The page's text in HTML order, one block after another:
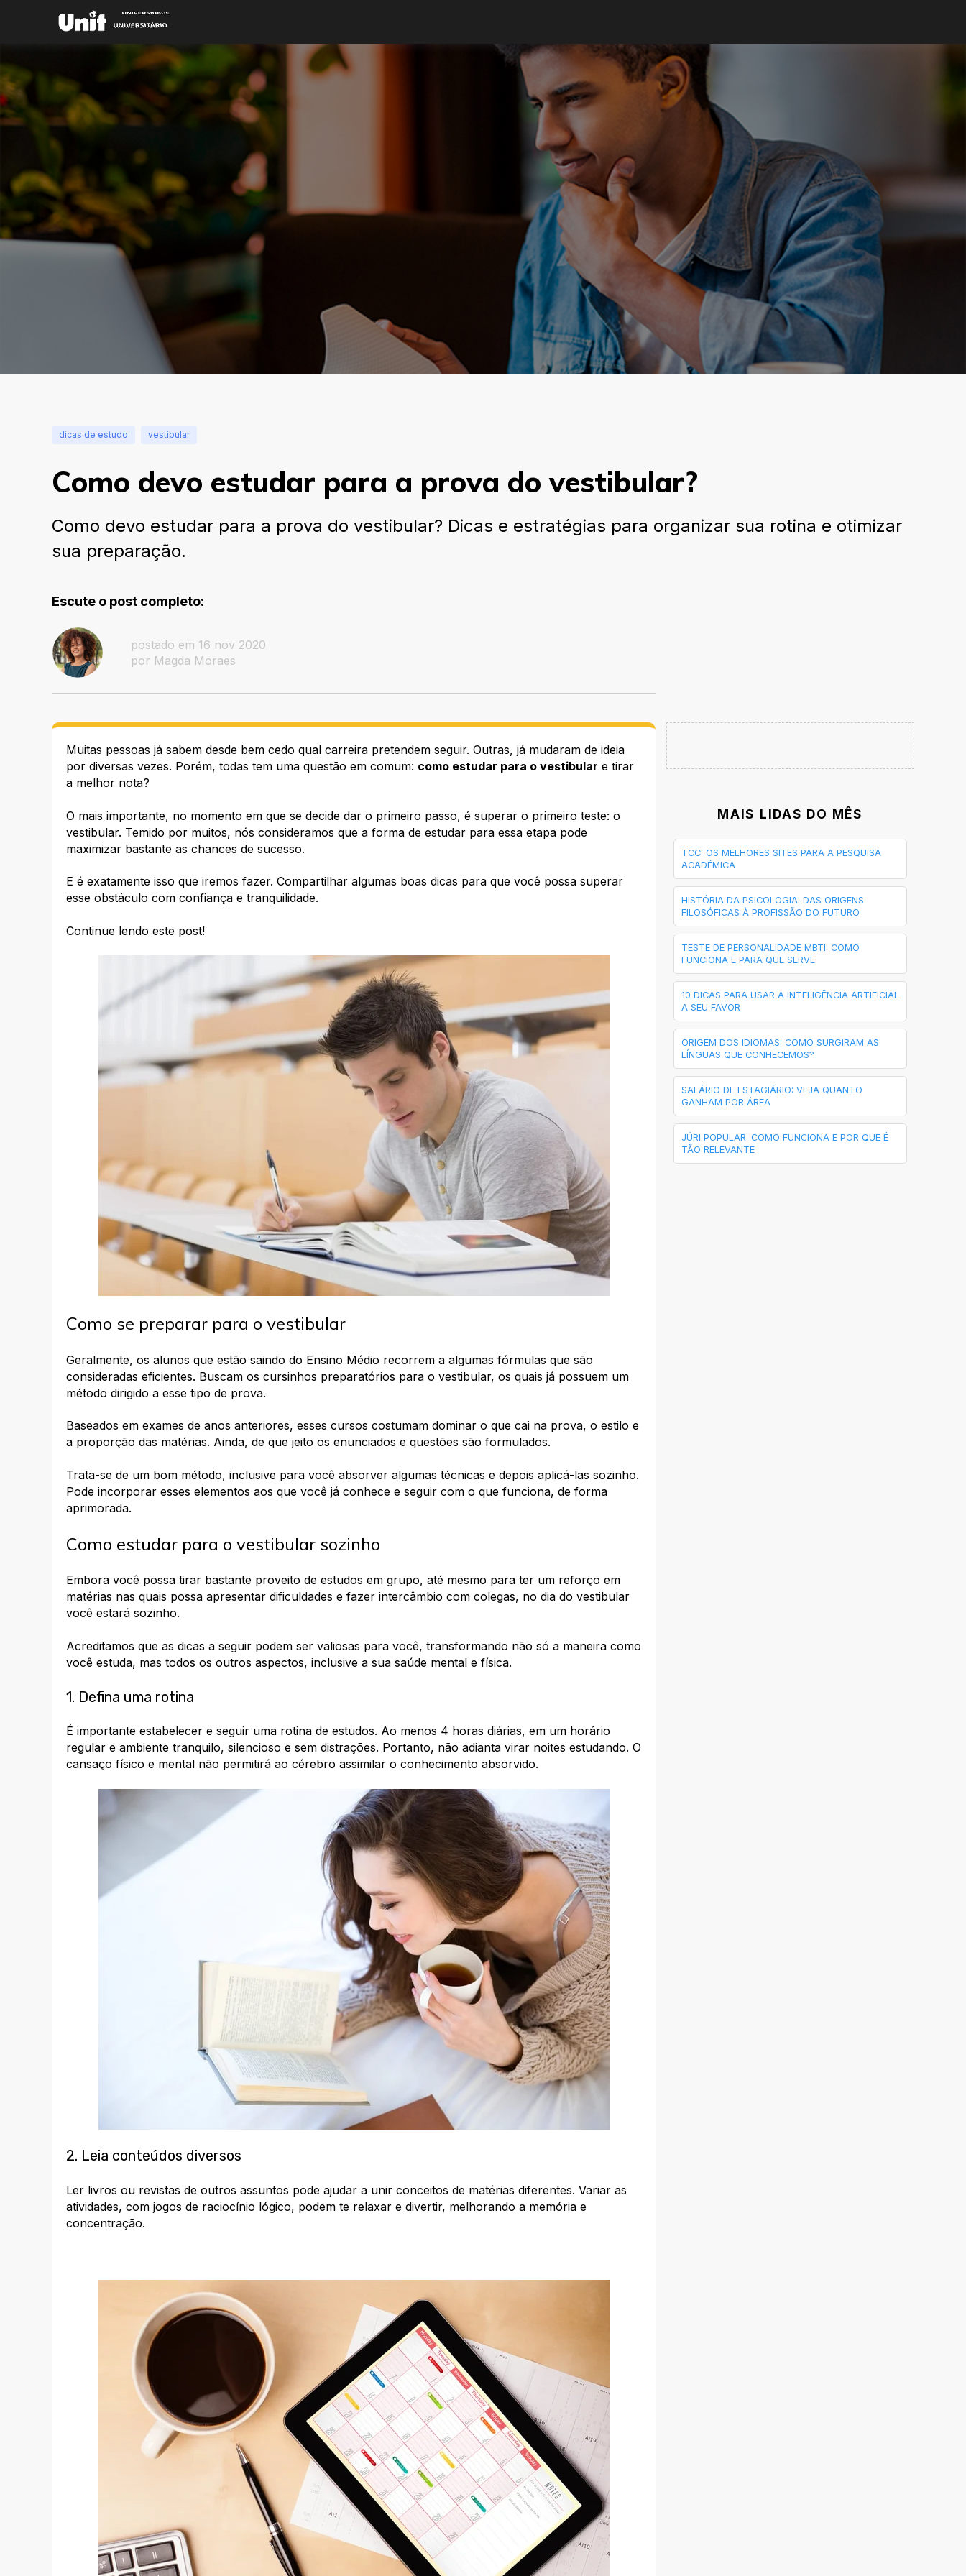
dicas de estudo vestibular
Como devo estudar para a prova do vestibular?
Como devo estudar para a prova do vestibular? Dicas e estratégias para organizar sua rotina e otimizar
sua preparação.
Escute o post completo:
postado em 16 nov 2020
por Magda Moraes
Muitas pessoas já sabem desde bem cedo qual carreira pretendem seguir. Outras, já mudaram de ideia
por diversas vezes. Porém, todas tem uma questão em comum: como estudar para o vestibular e tirar
a melhor nota?
O mais importante, no momento em que se decide dar o primeiro passo, é superar o primeiro teste: o
vestibular. Temido por muitos, nós consideramos que a forma de estudar para essa etapa pode
maximizar bastante as chances de sucesso.
E é exatamente isso que iremos fazer. Compartilhar algumas boas dicas para que você possa superar
esse obstáculo com confiança e tranquilidade.
Continue lendo este post!
Como se preparar para o vestibular
Geralmente, os alunos que estão saindo do Ensino Médio recorrem a algumas fórmulas que são
consideradas eficientes. Buscam os cursinhos preparatórios para o vestibular, os quais já possuem um
método dirigido a esse tipo de prova.
Baseados em exames de anos anteriores, esses cursos costumam dominar o que cai na prova, o estilo e
a proporção das matérias. Ainda, de que jeito os enunciados e questões são formulados.
Trata-se de um bom método, inclusive para você absorver algumas técnicas e depois aplicá-las sozinho.
Pode incorporar esses elementos aos que você já conhece e seguir com o que funciona, de forma
aprimorada.
Como estudar para o vestibular sozinho
Embora você possa tirar bastante proveito de estudos em grupo, até mesmo para ter um reforço em
matérias nas quais possa apresentar dificuldades e fazer intercâmbio com colegas, no dia do vestibular
você estará sozinho.
Acreditamos que as dicas a seguir podem ser valiosas para você, transformando não só a maneira como
você estuda, mas todos os outros aspectos, inclusive a sua saúde mental e física.
1. Defina uma rotina
É importante estabelecer e seguir uma rotina de estudos. Ao menos 4 horas diárias, em um horário
regular e ambiente tranquilo, silencioso e sem distrações. Portanto, não adianta virar noites estudando. O
cansaço físico e mental não permitirá ao cérebro assimilar o conhecimento absorvido.
2. Leia conteúdos diversos
Ler livros ou revistas de outros assuntos pode ajudar a unir conceitos de matérias diferentes. Variar as
atividades, com jogos de raciocínio lógico, podem te relaxar e divertir, melhorando a memória e
concentração.
MAIS LIDAS DO MÊS
TCC: OS MELHORES SITES PARA A PESQUISA
ACADÊMICA
HISTÓRIA DA PSICOLOGIA: DAS ORIGENS
FILOSÓFICAS À PROFISSÃO DO FUTURO
TESTE DE PERSONALIDADE MBTI: COMO
FUNCIONA E PARA QUE SERVE
10 DICAS PARA USAR A INTELIGÊNCIA ARTIFICIAL
A SEU FAVOR
ORIGEM DOS IDIOMAS: COMO SURGIRAM AS
LÍNGUAS QUE CONHECEMOS?
SALÁRIO DE ESTAGIÁRIO: VEJA QUANTO
GANHAM POR ÁREA
JÚRI POPULAR: COMO FUNCIONA E POR QUE É
TÃO RELEVANTE